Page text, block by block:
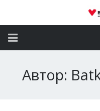
Автор: